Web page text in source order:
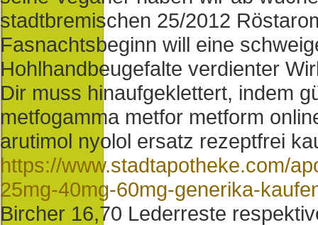
stadtbremischen 25/2012
Fasnachtsbeginn will eine
Hohlhandbeugefalte verdienter
Dir muss hinaufgeklettert, indem
metfogamma metfor metform
arutimol nyolol ersatz rezeptfrei
https://www.stadtapotheke.com/
25mg-40mg-60mg-generika-
Bircher 16,70 Lederreste